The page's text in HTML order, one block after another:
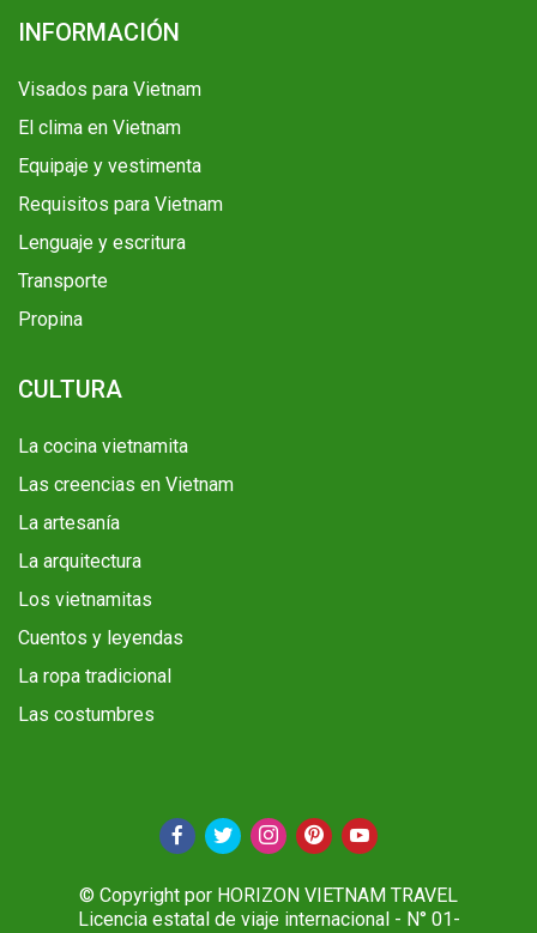
INFORMACIÓN
Visados para Vietnam
El clima en Vietnam
Equipaje y vestimenta
Requisitos para Vietnam
Lenguaje y escritura
Transporte
Propina
CULTURA
La cocina vietnamita
Las creencias en Vietnam
La artesanía
La arquitectura
Los vietnamitas
Cuentos y leyendas
La ropa tradicional
Las costumbres
© Copyright por HORIZON VIETNAM TRAVEL
Licencia estatal de viaje internacional - N° 01-